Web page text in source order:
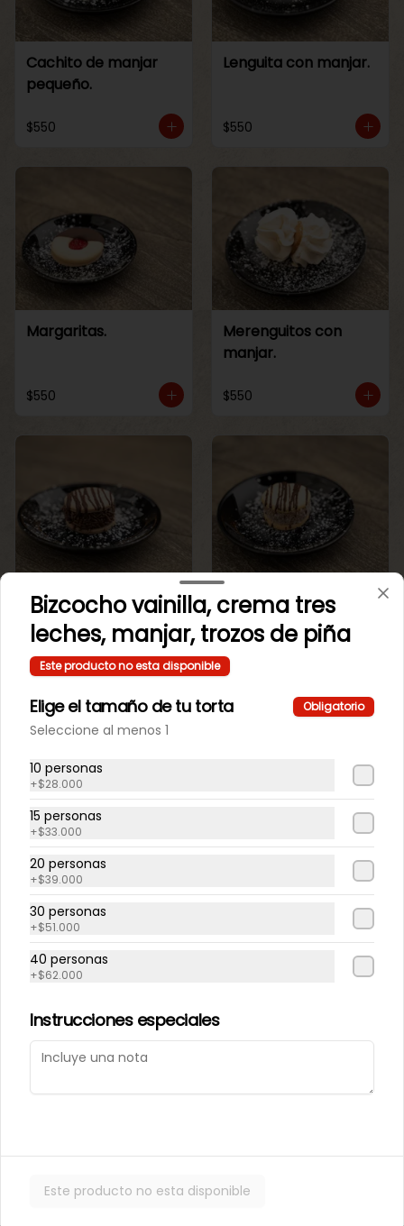
Cachito de manjar
pequeño.
$550
Lenguita con manjar.
$550
Margaritas.
$550
Merenguitos con
manjar.
$550
Mini Maicena
Chocolate.
$550
Mini maicena de
$550
Repollito manjar
artesanal.
$550
Repollitos de crema
pastelera.
Caja de galletas de
Cajita Lenguita de
Bizcocho vainilla, crema tres
leches, manjar, trozos de piña
Este producto no esta disponible
Elige el tamaño de tu torta Obligatorio
Seleccione al menos 1
10 personas
+$28.000
15 personas
+$33.000
20 personas
+$39.000
30 personas
+$51.000
40 personas
+$62.000
Instrucciones especiales
Este producto no esta disponible